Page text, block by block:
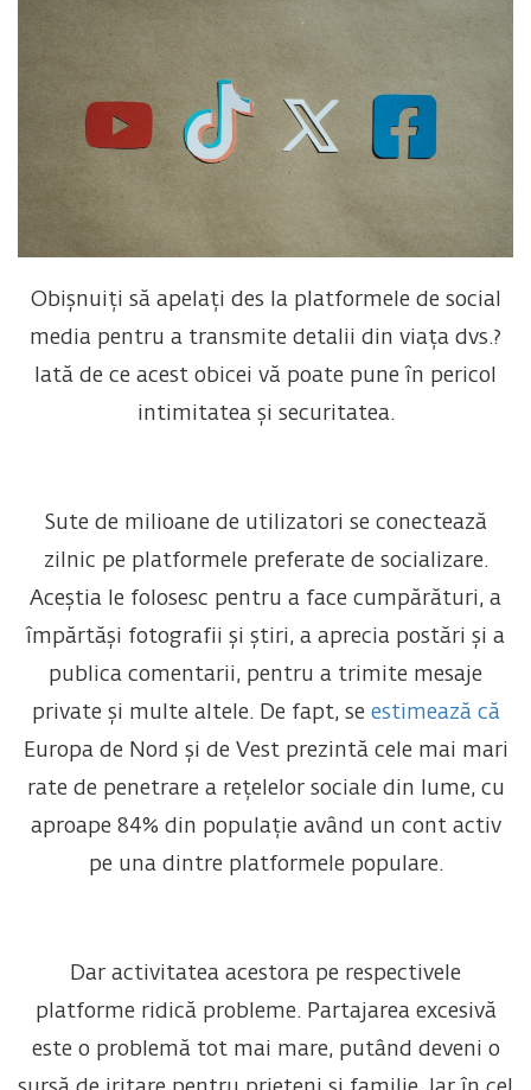
Obișnuiți să apelați des la platformele de social
media pentru a transmite detalii din viața dvs.?
Iată de ce acest obicei vă poate pune în pericol
intimitatea și securitatea.
Sute de milioane de utilizatori se conectează
zilnic pe platformele preferate de socializare.
Aceștia le folosesc pentru a face cumpărături, a
împărtăși fotografii și știri, a aprecia postări și a
publica comentarii, pentru a trimite mesaje
private și multe altele. De fapt, seestimează că
Europa de Nord și de Vest prezintă cele mai mari
rate de penetrare a rețelelor sociale din lume, cu
aproape 84% din populație având un cont activ
pe una dintre platformele populare.
Dar activitatea acestora pe respectivele
platforme ridică probleme. Partajarea excesivă
este o problemă tot mai mare, putând deveni o